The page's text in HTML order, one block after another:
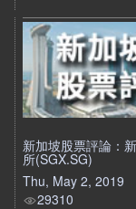
新加坡股票評論：
所(SGX.SG)
Thu, May 2, 2019
29310